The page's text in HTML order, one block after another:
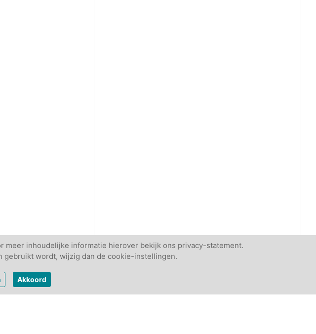
meer inhoudelijke informatie hierover bekijk ons privacy-statement.
wordt, wijzig dan de cookie-instellingen.
Akkoord